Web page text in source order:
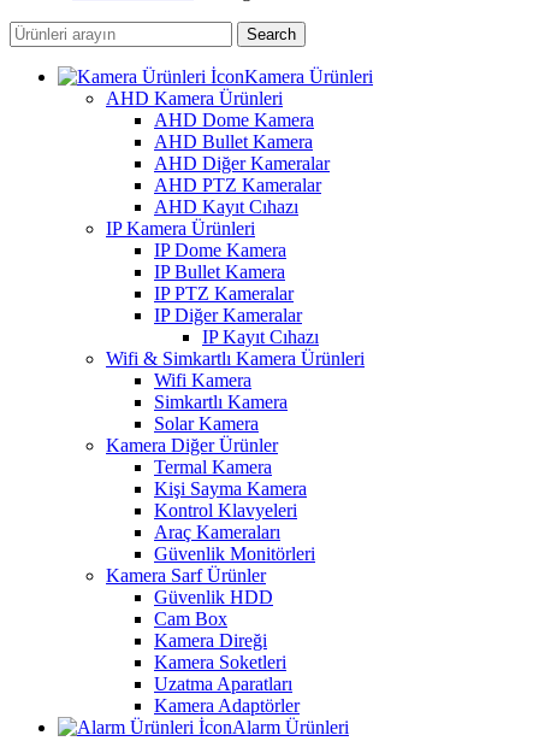
Search
Kamera Ürünleri
AHD Kamera Ürünleri
AHD Dome Kamera
AHD Bullet Kamera
AHD Diğer Kameralar
AHD PTZ Kameralar
AHD Kayıt Cıhazı
IP Kamera Ürünleri
IP Dome Kamera
IP Bullet Kamera
IP PTZ Kameralar
IP Diğer Kameralar
IP Kayıt Cıhazı
Wifi & Simkartlı Kamera Ürünleri
Wifi Kamera
Simkartlı Kamera
Solar Kamera
Kamera Diğer Ürünler
Termal Kamera
Kişi Sayma Kamera
Kontrol Klavyeleri
Araç Kameraları
Güvenlik Monitörleri
Kamera Sarf Ürünler
Güvenlik HDD
Cam Box
Kamera Direği
Kamera Soketleri
Uzatma Aparatları
Kamera Adaptörler
Alarm Ürünleri